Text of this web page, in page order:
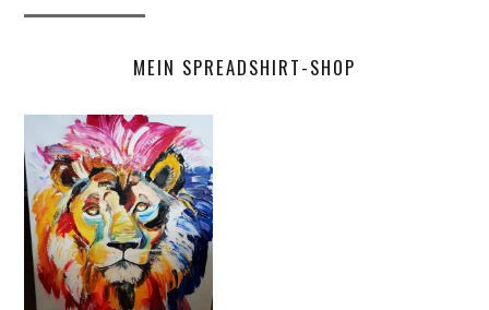
MEIN SPREADSHIRT-SHOP